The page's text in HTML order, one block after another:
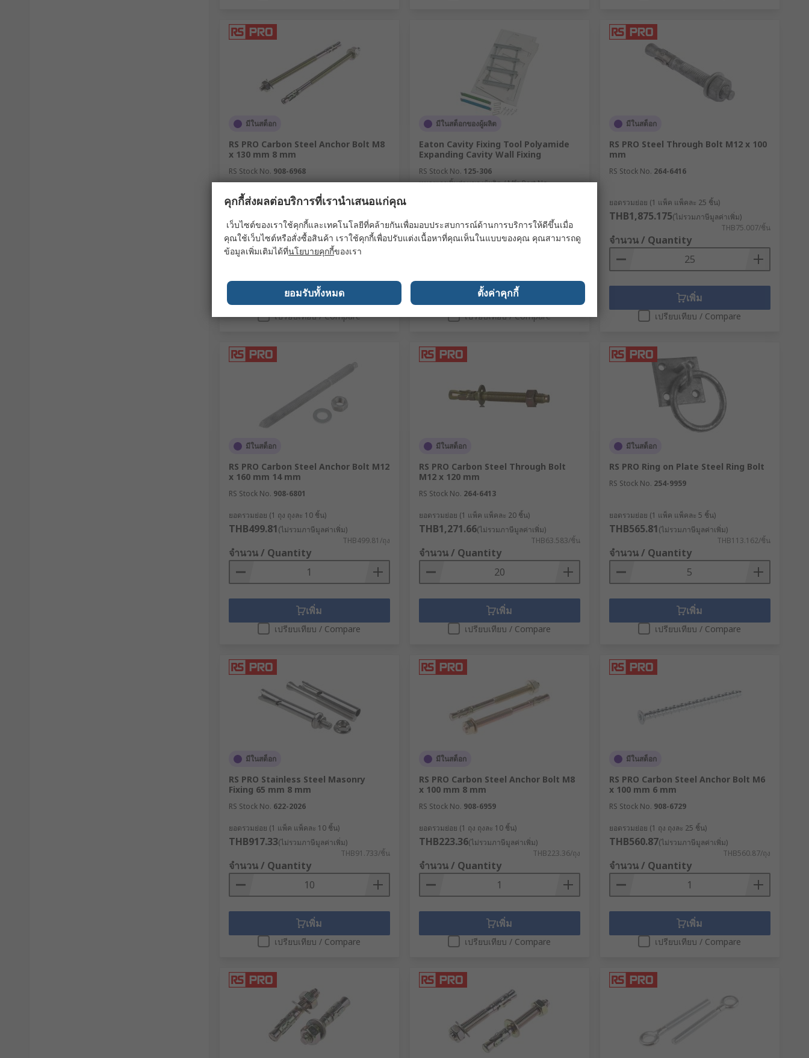
มีในสต็อก
RS PRO Carbon Steel Anchor Bolt M8
x 130 mm 8 mm
RS Stock No. 908-6968
ยอดรวมย่อย (1 ถุง ถุงละ 10 ชิ้น)
(ไม่รวมภาษีมูลค่าเพิ่ม)
THB145.67/ถุง
จำนวน / Quantity
เพิ่ม
เปรียบเทียบ / Compare
มีในสต็อกของผู้ผลิต
Eaton Cavity Fixing Tool Polyamide
Expanding Cavity Wall Fixing
RS Stock No. 125-306
หมายเลขชิ้นส่วนของผู้ผลิต / Mfr. Part No.
THB10,048.74/ชิ้น
จำนวน / Quantity
เพิ่ม
เปรียบเทียบ / Compare
มีในสต็อก
RS PRO Steel Through Bolt M12 x 100
mm
RS Stock No. 264-6416
ยอดรวมย่อย (1 แพ็ค แพ็คละ 25 ชิ้น)
THB1,875.175(ไม่รวมภาษีมูลค่าเพิ่ม)
THB75.007/ชิ้น
จำนวน / Quantity
เพิ่ม
เปรียบเทียบ / Compare
มีในสต็อก
RS PRO Carbon Steel Anchor Bolt M12
x 160 mm 14 mm
RS Stock No. 908-6801
ยอดรวมย่อย (1 ถุง ถุงละ 10 ชิ้น)
THB499.81(ไม่รวมภาษีมูลค่าเพิ่ม)
THB499.81/ถุง
จำนวน / Quantity
เพิ่ม
เปรียบเทียบ / Compare
มีในสต็อก
RS PRO Carbon Steel Through Bolt
M12 x 120 mm
RS Stock No. 264-6413
ยอดรวมย่อย (1 แพ็ค แพ็คละ 20 ชิ้น)
THB1,271.66(ไม่รวมภาษีมูลค่าเพิ่ม)
THB63.583/ชิ้น
จำนวน / Quantity
เพิ่ม
เปรียบเทียบ / Compare
มีในสต็อก
RS PRO Ring on Plate Steel Ring Bolt
RS Stock No. 254-9959
ยอดรวมย่อย (1 แพ็ค แพ็คละ 5 ชิ้น)
THB565.81(ไม่รวมภาษีมูลค่าเพิ่ม)
THB113.162/ชิ้น
จำนวน / Quantity
เพิ่ม
เปรียบเทียบ / Compare
มีในสต็อก
RS PRO Stainless Steel Masonry
Fixing 65 mm 8 mm
RS Stock No. 622-2026
ยอดรวมย่อย (1 แพ็ค แพ็คละ 10 ชิ้น)
THB917.33(ไม่รวมภาษีมูลค่าเพิ่ม)
THB91.733/ชิ้น
จำนวน / Quantity
เพิ่ม
เปรียบเทียบ / Compare
มีในสต็อก
RS PRO Carbon Steel Anchor Bolt M8
x 100 mm 8 mm
RS Stock No. 908-6959
ยอดรวมย่อย (1 ถุง ถุงละ 10 ชิ้น)
THB223.36(ไม่รวมภาษีมูลค่าเพิ่ม)
THB223.36/ถุง
จำนวน / Quantity
เพิ่ม
เปรียบเทียบ / Compare
มีในสต็อก
RS PRO Carbon Steel Anchor Bolt M6
x 100 mm 6 mm
RS Stock No. 908-6729
ยอดรวมย่อย (1 ถุง ถุงละ 25 ชิ้น)
THB560.87(ไม่รวมภาษีมูลค่าเพิ่ม)
THB560.87/ถุง
จำนวน / Quantity
เพิ่ม
เปรียบเทียบ / Compare
คุกกี้ส่งผลต่อบริการที่เรานำเสนอแก่คุณ
เว็บไซต์ของเราใช้คุกกี้และเทคโนโลยีที่คล้ายกันเพื่อมอบประสบการณ์ด้านการบริการให้ดีขึ้นเมื่อ
คุณใช้เว็บไซต์หรือสั่งซื้อสินค้า เราใช้คุกกี้เพื่อปรับแต่งเนื้อหาที่คุณเห็นในแบบของคุณ คุณสามารถดู
ข้อมูลเพิ่มเติมได้ที่นโยบายคุกกี้ของเรา
ยอมรับทั้งหมด ตั้งค่าคุกกี้